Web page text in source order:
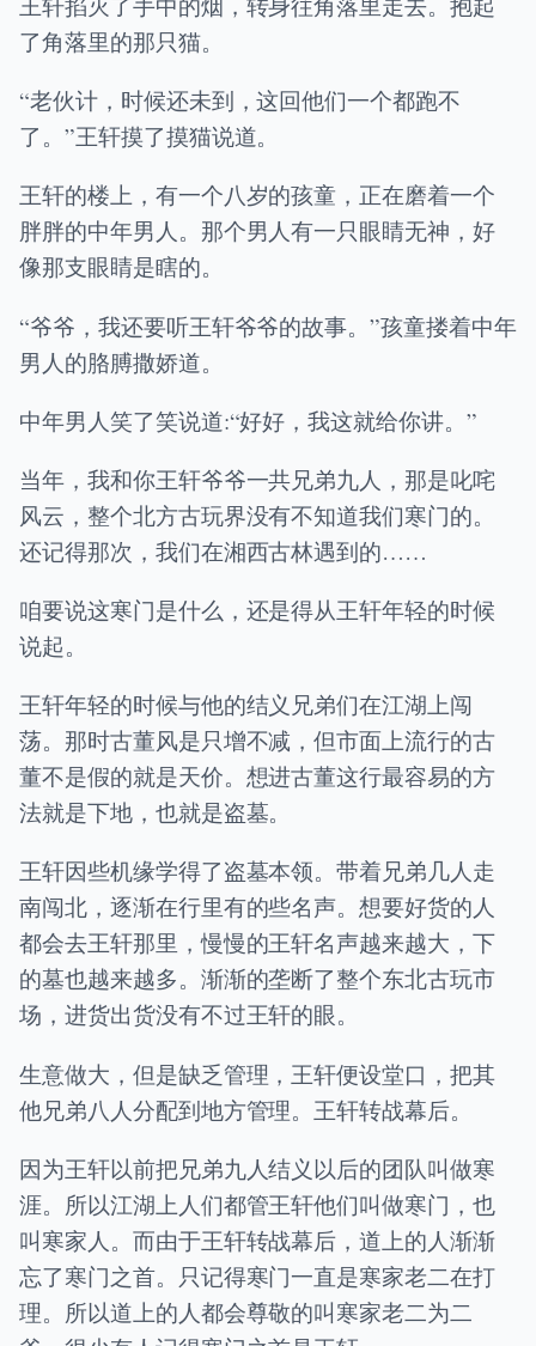
了角落里的那只猫。
“老伙计，时候还未到，这回他们一个都跑不
了。”王轩摸了摸猫说道。
王轩的楼上，有一个八岁的孩童，正在磨着一个
胖胖的中年男人。那个男人有一只眼睛无神，好
像那支眼睛是瞎的。
“爷爷，我还要听王轩爷爷的故事。”孩童搂着中年
男人的胳膊撒娇道。
中年男人笑了笑说道:“好好，我这就给你讲。”
当年，我和你王轩爷爷一共兄弟九人，那是叱咤
风云，整个北方古玩界没有不知道我们寒门的。
还记得那次，我们在湘西古林遇到的……
咱要说这寒门是什么，还是得从王轩年轻的时候
说起。
王轩年轻的时候与他的结义兄弟们在江湖上闯
荡。那时古董风是只增不减，但市面上流行的古
董不是假的就是天价。想进古董这行最容易的方
法就是下地，也就是盗墓。
王轩因些机缘学得了盗墓本领。带着兄弟几人走
南闯北，逐渐在行里有的些名声。想要好货的人
都会去王轩那里，慢慢的王轩名声越来越大，下
的墓也越来越多。渐渐的垄断了整个东北古玩市
场，进货出货没有不过王轩的眼。
生意做大，但是缺乏管理，王轩便设堂口，把其
他兄弟八人分配到地方管理。王轩转战幕后。
因为王轩以前把兄弟九人结义以后的团队叫做寒
涯。所以江湖上人们都管王轩他们叫做寒门，也
叫寒家人。而由于王轩转战幕后，道上的人渐渐
忘了寒门之首。只记得寒门一直是寒家老二在打
理。所以道上的人都会尊敬的叫寒家老二为二